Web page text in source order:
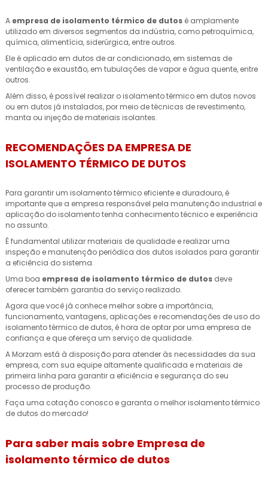
A empresa de isolamento térmico de dutos é amplamente
utilizado em diversos segmentos da indústria, como petroquímica,
química, alimentícia, siderúrgica, entre outros.
Ele é aplicado em dutos de ar condicionado, em sistemas de
ventilação e exaustão, em tubulações de vapor e água quente, entre
outros.
Além disso, é possível realizar o isolamento térmico em dutos novos
ou em dutos já instalados, por meio de técnicas de revestimento,
manta ou injeção de materiais isolantes.
RECOMENDAÇÕES DA EMPRESA DE
ISOLAMENTO TÉRMICO DE DUTOS
Para garantir um isolamento térmico eficiente e duradouro, é
importante que a empresa responsável pela manutenção industrial e
aplicação do isolamento tenha conhecimento técnico e experiência
no assunto.
É fundamental utilizar materiais de qualidade e realizar uma
inspeção e manutenção periódica dos dutos isolados para garantir
a eficiência do sistema.
Uma boa empresa de isolamento térmico de dutos deve
oferecer também garantia do serviço realizado.
Agora que você já conhece melhor sobre a importância,
funcionamento, vantagens, aplicações e recomendações de uso do
isolamento térmico de dutos, é hora de optar por uma empresa de
confiança e que ofereça um serviço de qualidade.
A Morzam está à disposição para atender às necessidades da sua
empresa, com sua equipe altamente qualificada e materiais de
primeira linha para garantir a eficiência e segurança do seu
processo de produção.
Faça uma cotação conosco e garanta o melhor isolamento térmico
de dutos do mercado!
Para saber mais sobre Empresa de
isolamento térmico de dutos